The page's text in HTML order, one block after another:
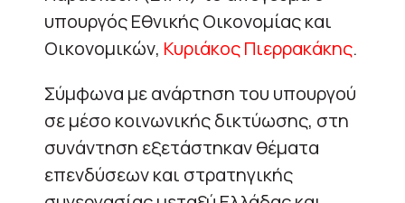
υπουργός Εθνικής Οικονομίας και
Οικονομικών, Κυριάκος Πιερρακάκης.
Σύμφωνα με ανάρτηση του υπουργού
σε μέσο κοινωνικής δικτύωσης, στη
συνάντηση εξετάστηκαν θέματα
επενδύσεων και στρατηγικής